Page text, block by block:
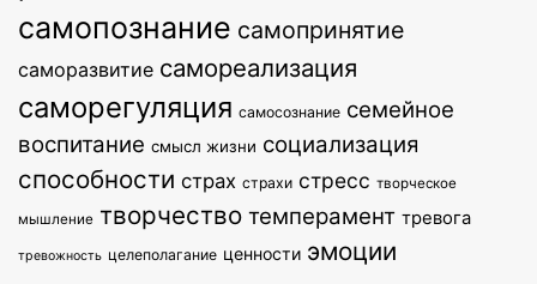
самопознание самопринятие
саморазвитие самореализация
саморегуляция самосознание семейное
воспитание смысл жизни социализация
способности страх страхи стресс творческое
мышление творчество темперамент тревога
тревожность целеполагание ценности эмоции